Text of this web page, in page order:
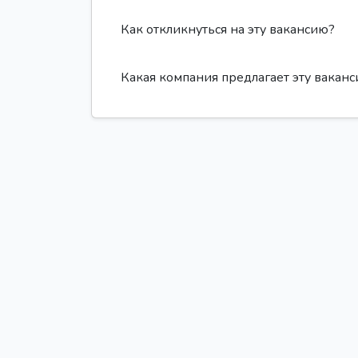
Как откликнуться на эту вакансию?
Какая компания предлагает эту